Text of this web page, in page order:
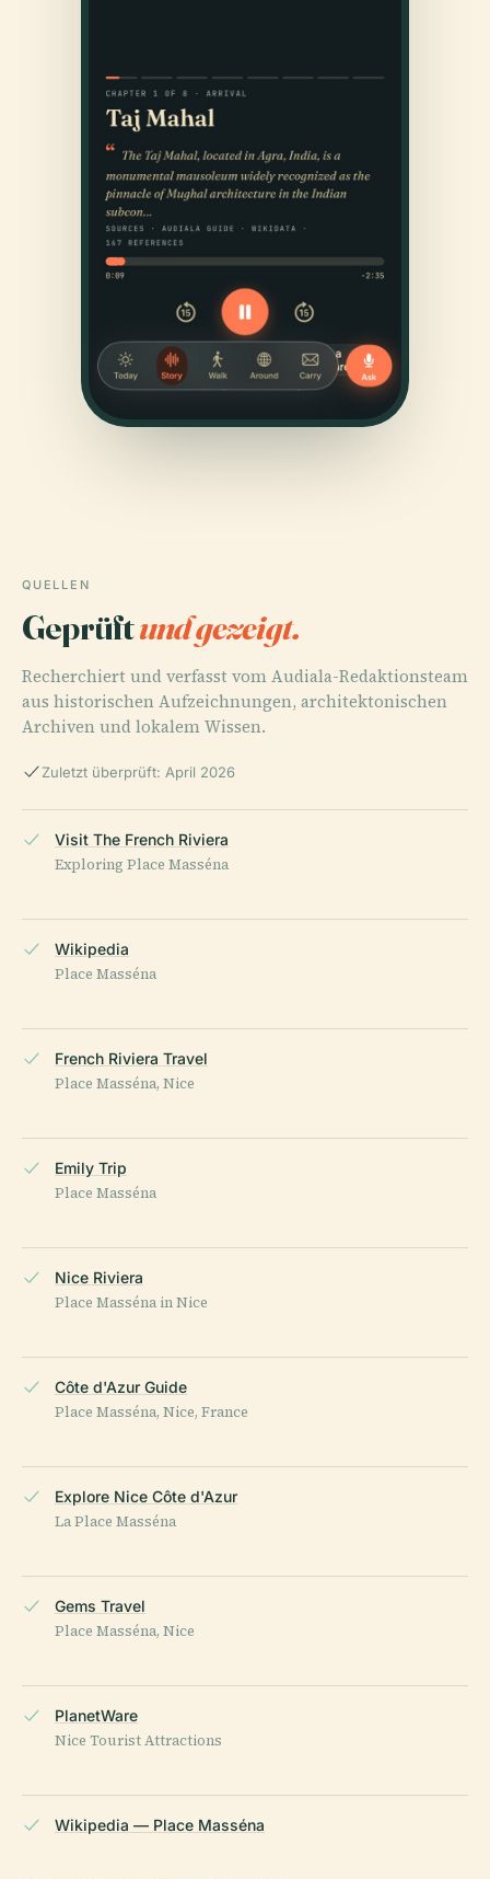
QUELLEN
Geprüftund gezeigt.
Recherchiert und verfasst vom Audiala-Redaktionsteam
aus historischen Aufzeichnungen, architektonischen
Archiven und lokalem Wissen.
Zuletzt überprüft: April 2026
Visit The French Riviera
Exploring Place Masséna
Wikipedia
Place Masséna
French Riviera Travel
Place Masséna, Nice
Emily Trip
Place Masséna
Nice Riviera
Place Masséna in Nice
Côte d'Azur Guide
Place Masséna, Nice, France
Explore Nice Côte d'Azur
La Place Masséna
Gems Travel
Place Masséna, Nice
PlanetWare
Nice Tourist Attractions
Wikipedia — Place Masséna